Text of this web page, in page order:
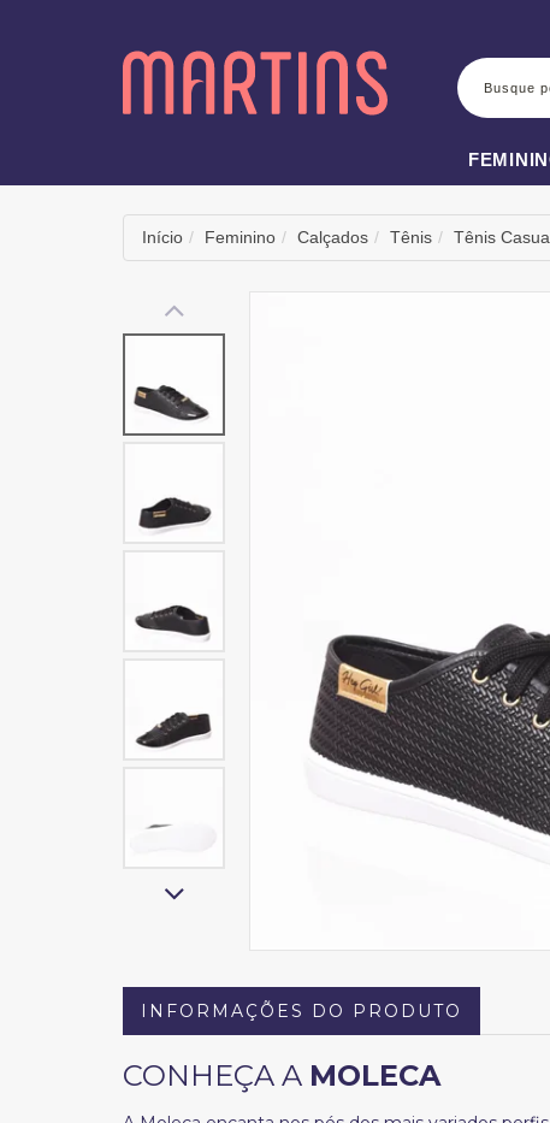
BUSCA
Início Feminino Calçados Tênis Tênis
INFORMAÇÕES DO PRODUTO
CONHEÇA A MOLECA